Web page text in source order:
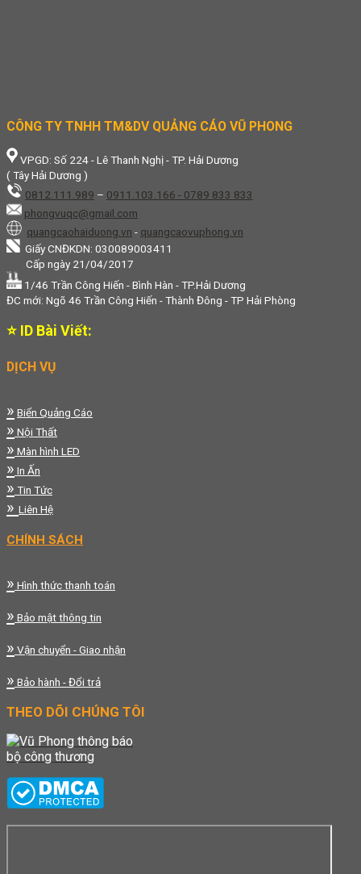
CÔNG TY TNHH TM&DV QUẢNG CÁO VŨ PHONG
VPGD: Số 224 - Lê Thanh Nghị - TP. Hải Dương
( Tây Hải Dương )
0812.111.989 – 0911.103.166 - 0789 833 833
phongvuqc@gmail.com
quangcaohaiduong.vn - quangcaovuphong.vn
Giấy CNĐKDN: 030089003411
Cấp ngày 21/04/2017
1/46 Trần Công Hiến - Bình Hàn - TP.Hải Dương
ĐC mới: Ngõ 46 Trần Công Hiến - Thành Đông - TP Hải Phòng
⭐ ID Bài Viết:
DỊCH VỤ
» Biển Quảng Cáo
» Nội Thất
» Màn hình LED
» In Ấn
» Tin Tức
» Liên Hệ
CHÍNH SÁCH
» Hình thức thanh toán
» Bảo mật thông tin
» Vận chuyển - Giao nhận
» Bảo hành - Đổi trả
THEO DÕI CHÚNG TÔI